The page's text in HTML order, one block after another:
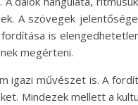
A szövegek
is
megérteni.
igazi művészet is. A
Mindezek mellett a